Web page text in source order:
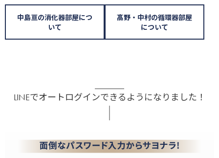
中島亘の消化器部屋につ
いて
髙野・中村の循環器部屋
について
LINEでオートログインできるようになりました！